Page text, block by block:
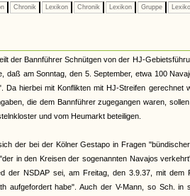
Chronik Lexikon Chronik Lexikon Gruppe
der Bannführer Schnütgen von der HJ-
daß am Sonntag, den 5. September, etwa 100
Da hierbei mit Konflikten mit HJ-Streifen
die dem Bannführer zugegangen waren,
und vom Heumarkt beteiligen.
der bei der Kölner Gestapo in Fragen
in den Kreisen der sogenannten Navajos
der NSDAP sei, am Freitag, den 3.9.37, mit dem
aufgefordert habe". Auch der V-Mann, so Sch.